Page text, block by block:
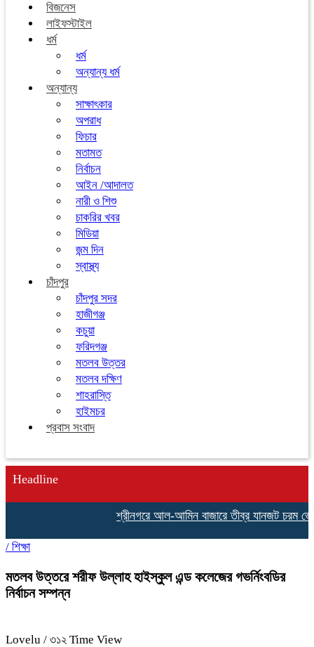
বিজনেস
লাইফস্টাইল
ধর্ম
ধর্ম
অন্যান্য ধর্ম
অন্যান্য
সাক্ষাৎকার
অপরাধ
ফিচার
মতামত
নির্বাচন
আইন /আদালত
নারী ও শিশু
চাকরির খবর
মিডিয়া
জন্ম দিন
স্বাস্থ্য
চাঁদপুর
চাঁদপুর সদর
হাজীগঞ্জ
কচুয়া
ফরিদগঞ্জ
মতলব উত্তর
মতলব দক্ষিণ
শাহরাস্তি
হাইমচর
প্রবাস সংবাদ
Headline
শ্রীনগরে আল-আমিন বাজারে তীব্র যানজট চরম
/ শিক্ষা
মতলব উত্তরে শরীফ উল্লাহ হাইস্কুল এন্ড কলেজের গভর্নিংবডির
নির্বাচন সম্পন্ন
Lovelu / ৩১২ Time View